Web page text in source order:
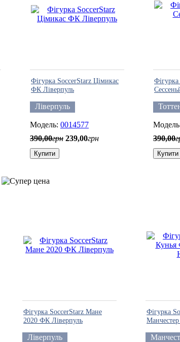
Фігурка SoccerStarz Цімикас
ФК Ліверпуль
Ліверпуль
0014577
390,00грн 239,00грн
Купити
390,00
Купити
Фігурка SoccerStarz Мане
2020 ФК Ліверпуль
Ліверпуль
Фігурка